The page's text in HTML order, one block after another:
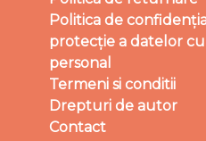
Politica de
protecție a datelor
personal
Termeni si conditii
Drepturi de autor
Contact